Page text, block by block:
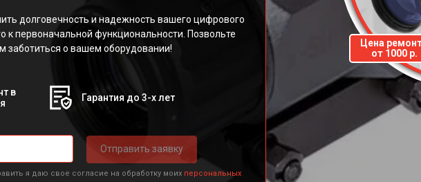
долговечность и надежность вашего цифрового
к первоначальной функциональности. Позвольте
заботиться о вашем оборудовании!
в
Гарантия до 3-х лет
Отправить заявку
я даю свое согласие на обработку моих персональных
Цена
от 1000 р.